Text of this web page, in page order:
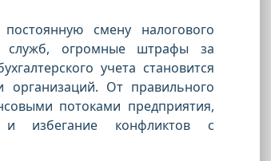
смену налогового
служб, огромные штрафы за
учета становится
От правильного
потоками предприятия,
и избегание конфликтов с